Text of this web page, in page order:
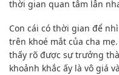
thời gian quan tâm lẫn
Con cái có thời gian để
trên khoé mắt của cha
thấy rõ được sự trưởng
khoảnh khắc ấy là vô giá